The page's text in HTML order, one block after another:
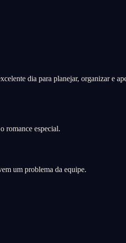
dia para planejar, organizar e
romance especial.
um problema da equipe.